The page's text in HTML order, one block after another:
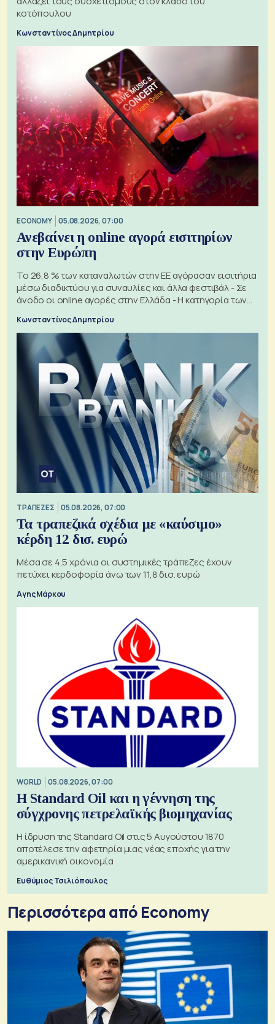
κοτόπουλου
Κωνσταντίνος Δημητρίου
ECONOMY 05.08.2026, 07:00
Ανεβαίνει η online αγορά εισιτηρίων
στην Ευρώπη
Το 26,8 % των καταναλωτών στην ΕΕ αγόρασαν εισιτήρια
μέσω διαδικτύου για συναυλίες και άλλα φεστιβάλ - Σε
άνοδο οι online αγορές στην Ελλάδα - Η κατηγορία των
Κωνσταντίνος Δημητρίου
ΤΡΑΠΕΖΕΣ 05.08.2026, 07:00
Τα τραπεζικά σχέδια με «καύσιμο»
κέρδη 12 δισ. ευρώ
Μέσα σε 4,5 χρόνια οι συστημικές τράπεζες έχουν
πετύχει κερδοφορία άνω των 11,8 δισ. ευρώ
Αγης Μάρκου
WORLD 05.08.2026, 07:00
Η Standard Oil και η γέννηση της
σύγχρονης πετρελαϊκής βιομηχανίας
Η ίδρυση της Standard Oil στις 5 Αυγούστου 1870
αποτέλεσε την αφετηρία μιας νέας εποχής για την
αμερικανική οικονομία
Ευθύμιος Τσιλιόπουλος
Περισσότερα από Economy